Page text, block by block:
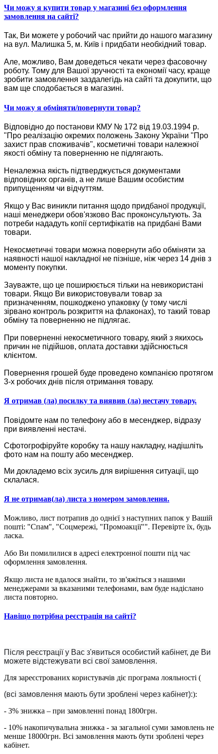
Чи можу я купити товар у магазині без оформлення
замовлення на сайті?
Так, Ви можете у робочий час прийти до нашого магазину
на вул. Малишка 5, м. Київ і придбати необхідний товар.
Але, можливо, Вам доведеться чекати через фасовочну
роботу. Тому для Вашої зручності та економії часу, краще
зробити замовлення заздалегідь на сайті та докупити, що
вам ще сподобається в магазині.
Чи можу я обміняти/повернути товар?
Відповідно до постанови КМУ № 172 від 19.03.1994 р.
"Про реалізацію окремих положень Закону України "Про
захист прав споживачів", косметичні товари належної
якості обміну та поверненню не підлягають.
Неналежна якість підтверджується документами
відповідних органів, а не лише Вашим особистим
припущенням чи відчуттям.
Якщо у Вас виникли питання щодо придбаної продукції,
наші менеджери обов'язково Вас проконсультують. За
потреби нададуть копії сертифікатів на придбані Вами
товари.
Некосметичні товари можна повернути або обміняти за
наявності нашої накладної не пізніше, ніж через 14 днів з
моменту покупки.
Зауважте, що це поширюється тільки на невикористані
товари. Якщо Ви використовували товар за
призначенням, пошкоджено упаковку (у тому числі
зірвано контроль розкриття на флаконах), то такий товар
обміну та поверненню не підлягає.
При поверненні некосметичного товару, який з якихось
причин не підійшов, оплата доставки здійснюється
клієнтом.
Повернення грошей буде проведено компанією протягом
3-х робочих днів після отримання товару.
Я отримав (ла) посилку та виявив (ла) нестачу товару.
Повідомте нам по телефону або в месенджер, відразу
при виявленні нестачі.
Сфотогрофіруйте коробку та нашу накладну, надішліть
фото нам на пошту або месенджер.
Ми докладемо всіх зусиль для вирішення ситуації, що
склалася.
Я не отримав(ла) листа з номером замовлення.
Можливо, лист потрапив до однієї з наступних папок у Вашій
пошті: "Спам", "Соцмережі, "Промоакції"". Перевірте їх, будь
ласка.
Або Ви помилилися в адресі електронної пошти під час
оформлення замовлення.
Якщо листа не вдалося знайти, то зв'яжіться з нашими
менеджерами за вказаними телефонами, вам буде надіслано
листа повторно.
Навіщо потрібна реєстрація на сайті?
Після реєстрації у Вас з'явиться особистий кабінет, де Ви
можете відстежувати всі свої замовлення.
Для зареєстрованих користувачів діє програма лояльності (
(всі замовлення мають бути зроблені через кабінет):):
- 3% знижка – при замовленні понад 1800грн.
- 10% накопичувальна знижка - за загальної суми замовлень не
менше 18000грн. Всі замовлення мають бути зроблені через
кабінет.